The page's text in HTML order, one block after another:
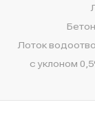
Лоток
с уклоном